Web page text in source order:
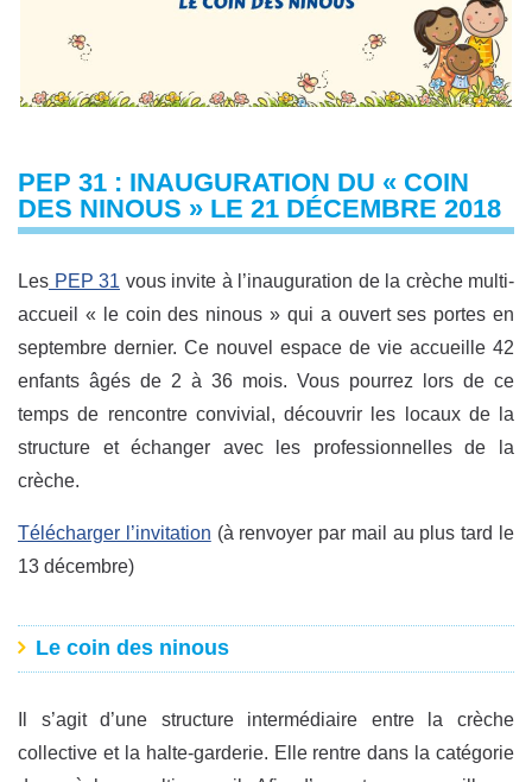
PEP 31 : INAUGURATION DU « COIN
DES NINOUS » LE 21 DÉCEMBRE 2018
Les PEP 31 vous invite à l’inauguration de la crèche multi-
accueil « le coin des ninous » qui a ouvert ses portes en
septembre dernier. Ce nouvel espace de vie accueille 42
enfants âgés de 2 à 36 mois. Vous pourrez lors de ce
temps de rencontre convivial, découvrir les locaux de la
structure et échanger avec les professionnelles de la
crèche.
Télécharger l’invitation (à renvoyer par mail au plus tard le
13 décembre)
Le coin des ninous
Il s’agit d’une structure intermédiaire entre la crèche
collective et la halte-garderie. Elle rentre dans la catégorie